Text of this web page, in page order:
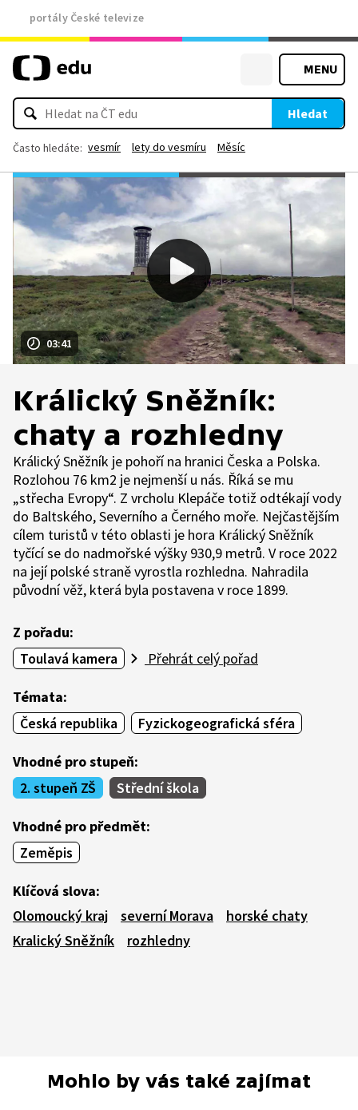
portály České televize
MENU
Hledat
Často hledáte: vesmír lety do vesmíru Měsíc
03:41
Králický Sněžník:
chaty a rozhledny
Králický Sněžník je pohoří na hranici Česka a Polska.
Rozlohou 76 km2 je nejmenší u nás. Říká se mu
„střecha Evropy“. Z vrcholu Klepáče totiž odtékají vody
do Baltského, Severního a Černého moře. Nejčastějším
cílem turistů v této oblasti je hora Králický Sněžník
tyčící se do nadmořské výšky 930,9 metrů. V roce 2022
na její polské straně vyrostla rozhledna. Nahradila
původní věž, která byla postavena v roce 1899.
Z pořadu:
Toulavá kamera
Přehrát celý pořad
Témata:
Česká republika
Fyzickogeografická sféra
Vhodné pro stupeň:
2. stupeň ZŠ
Střední škola
Vhodné pro předmět:
Zeměpis
Klíčová slova:
Olomoucký kraj
severní Morava
horské chaty
Kralický Sněžník
rozhledny
Mohlo by vás také zajímat